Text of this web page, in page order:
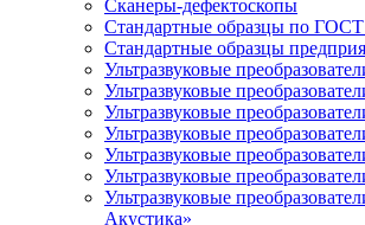
Сканеры-дефектоскопы
Стандартные образцы по
Стандартные образцы
Ультразвуковые
Ультразвуковые
Ультразвуковые
Ультразвуковые
Ультразвуковые
Ультразвуковые
Ультразвуковые
Акустика»